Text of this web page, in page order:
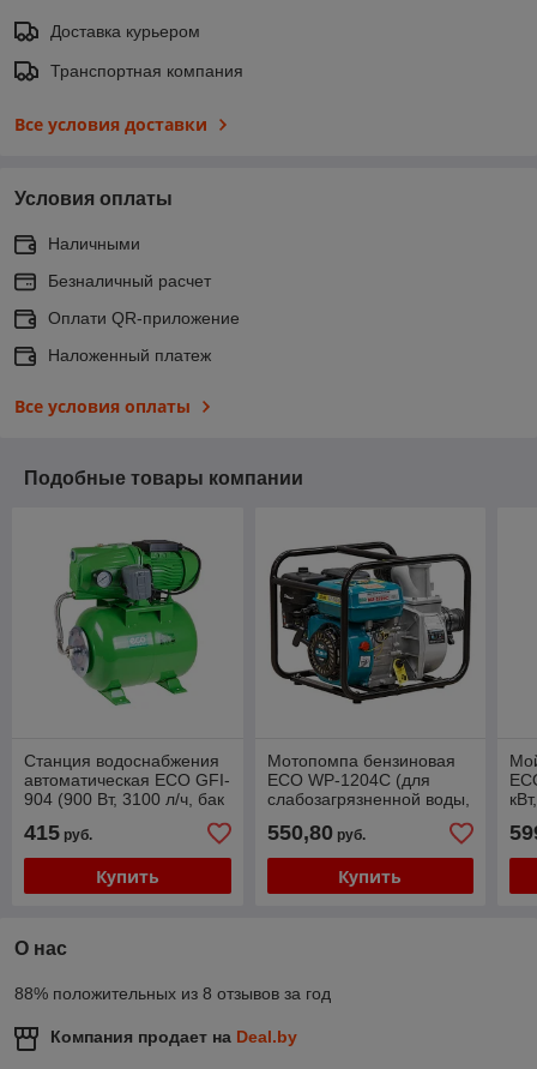
Доставка курьером
Транспортная компания
Все условия доставки
Условия оплаты
Наличными
Безналичный расчет
Оплати QR-приложение
Наложенный платеж
Все условия оплаты
Подобные товары компании
Станция водоснабжения
автоматическая ECO GFI-
904 (900 Вт, 3100 л/ч, бак
415 руб.
Купить
Мотопомпа бензиновая
ECO WP-1204C (для
слабозагрязненной воды,
такт, 3")
550,80руб.
Купить
О нас
88% положительных из 8 отзывов за год
Компания продает на Deal.by